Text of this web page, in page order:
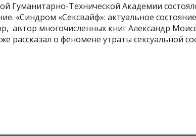
Гуманитарно-Технической Академии
«Синдром «Сексвайф»: актуальное
автор многочисленных книг Александр
рассказал о феномене утраты сексуальной